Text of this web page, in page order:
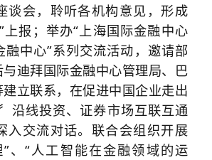
谈会，聆听各机构意见，形成
上报；举办“上海国际金融中心
中心”系列交流活动，邀请部
迪拜国际金融中心管理局、巴
立联系，在促进中国企业走出
沿线投资、证券市场互联互通
入交流对话。联合会组织开展
、“人工智能在金融领域的运